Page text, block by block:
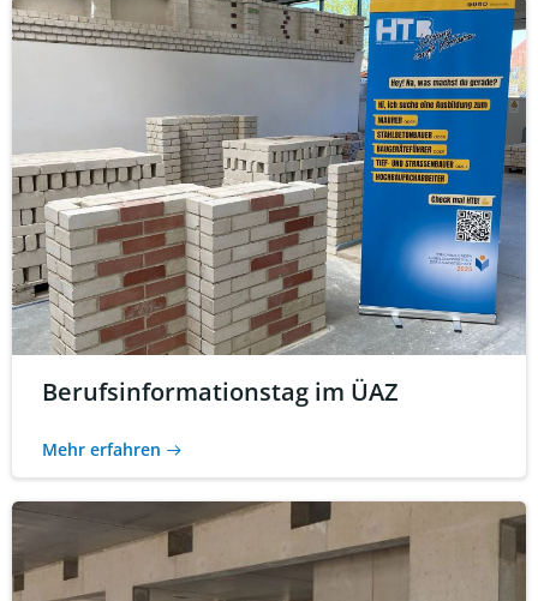
Berufsinformationstag im ÜAZ
Mehr erfahren